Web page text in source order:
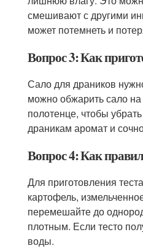
смешивают с другими
может потемнеть и
Вопрос 3: Как
Сало для драников
можно обжарить сало
полотенце, чтобы
драникам аромат и
Вопрос 4: Как
Для приготовления
картофель,
перемешайте до
плотным. Если тесто
воды.